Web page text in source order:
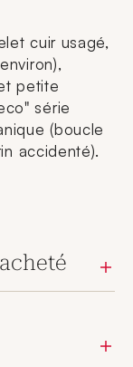
cuir usagé,
petite
série
(boucle
accidenté).